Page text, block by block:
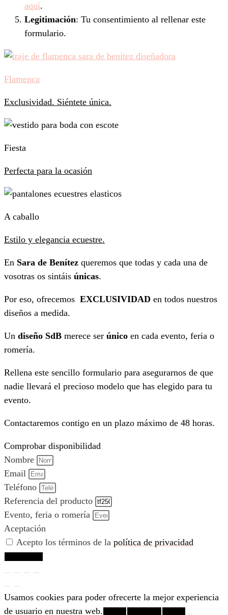
aquí.
Legitimación: Tu consentimiento al rellenar este
formulario.
Flamenca
Exclusividad. Siéntete única.
Fiesta
Perfecta para la ocasión
A caballo
Estilo y elegancia ecuestre.
En Sara de Benítez queremos que todas y cada una de
vosotras os sintáis únicas.
Por eso, ofrecemos EXCLUSIVIDAD en todos nuestros
diseños a medida.
Un diseño SdB merece ser único en cada evento, feria o
romería.
Rellena este sencillo formulario para asegurarnos de que
nadie llevará el precioso modelo que has elegido para tu
evento.
Contactaremos contigo en un plazo máximo de 48 horas.
Comprobar disponibilidad
Nombre
Email
Teléfono
Referencia del producto
Evento, feria o romería
Aceptación
Acepto los términos de la política de privacidad
Usamos cookies para poder ofrecerte la mejor experiencia
de usuario en nuestra web.